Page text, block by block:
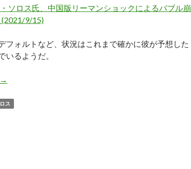
ソロス氏、中国版リーマンショックによるバブル崩
(2021/9/15)
フォルトなど、状況はこれまで確かに彼が予想した
いるようだ。
ソロス氏: 中国不動産バブル崩壊で習近平は失脚へ
→
ス